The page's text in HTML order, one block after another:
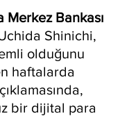
Merkez Bankası
Shinichi,
olduğunu
haftalarda
bir dijital para